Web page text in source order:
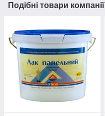
Подібні товари компанії